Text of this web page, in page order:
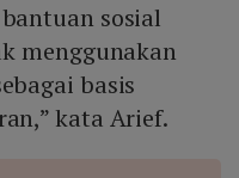
sosial
menggunakan
basis
kata Arief.